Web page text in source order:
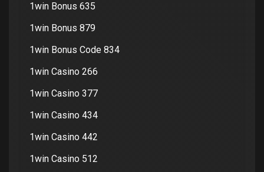
1win Bonus 635
1win Bonus 879
1win Bonus Code 834
1win Casino 266
1win Casino 377
1win Casino 434
1win Casino 442
1win Casino 512